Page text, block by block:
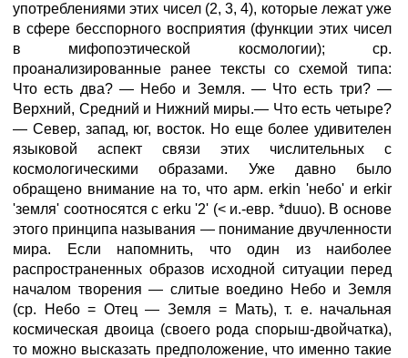
употреблениями этих чисел (2, 3, 4), которые лежат уже
в сфере бесспорного восприятия (функции этих чисел
в мифопоэтической космологии); ср.
проанализированные ранее тексты со схемой типа:
Что есть два? — Небо и Земля. — Что есть три? —
Верхний, Средний и Нижний миры.— Что есть четыре?
— Север, запад, юг, восток. Но еще более удивителен
языковой аспект связи этих числительных с
космологическими образами. Уже давно было
обращено внимание на то, что арм. erkin 'небо' и erkir
'земля' соотносятся с erku '2' (< и.-евр. *duuo). В основе
этого принципа называния — понимание двучленности
мира. Если напомнить, что один из наиболее
распространенных образов исходной ситуации перед
началом творения — слитые воедино Небо и Земля
(ср. Небо = Отец — Земля = Мать), т. е. начальная
космическая двоица (своего рода спорыш-двойчатка),
то можно высказать предположение, что именно такие